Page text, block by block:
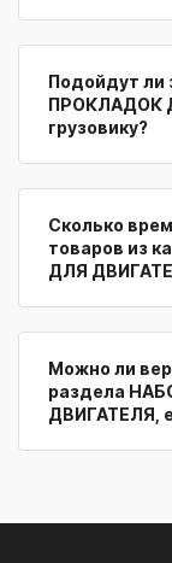
Подойдут ли
ПРОКЛАДОК
грузовику?
Сколько
товаров из
ДЛЯ
Можно ли
раздела
ДВИГАТЕЛЯ,